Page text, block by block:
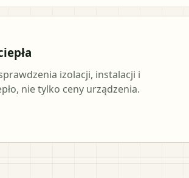
izolacji, instalacji i
nie tylko ceny urządzenia.